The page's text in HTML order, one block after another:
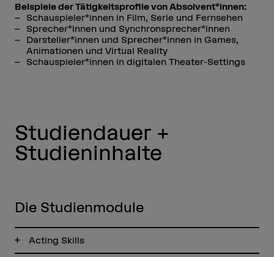
Beispiele der Tätigkeitsprofile von Absolvent*innen:
Schauspieler*innen in Film, Serie und Fernsehen
Sprecher*innen und Synchronsprecher*innen
Darsteller*innen und Sprecher*innen in Games,
Animationen und Virtual Reality
Schauspieler*innen in digitalen Theater-Settings
Studiendauer +
Studieninhalte
Die Studienmodule
Acting Skills